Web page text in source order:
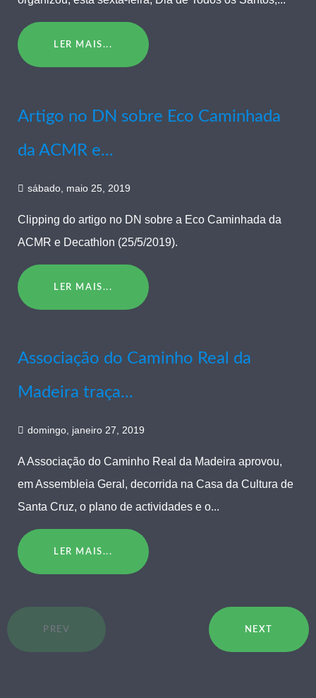
LER MAIS...
Artigo no DN sobre Eco Caminhada
da ACMR e...
sábado, maio 25, 2019
Clipping do artigo no DN sobre a Eco Caminhada da
ACMR e Decathlon (25/5/2019).
LER MAIS...
Associação do Caminho Real da
Madeira traça...
domingo, janeiro 27, 2019
A Associação do Caminho Real da Madeira aprovou,
em Assembleia Geral, decorrida na Casa da Cultura de
Santa Cruz, o plano de actividades e o...
LER MAIS...
PREV NEXT